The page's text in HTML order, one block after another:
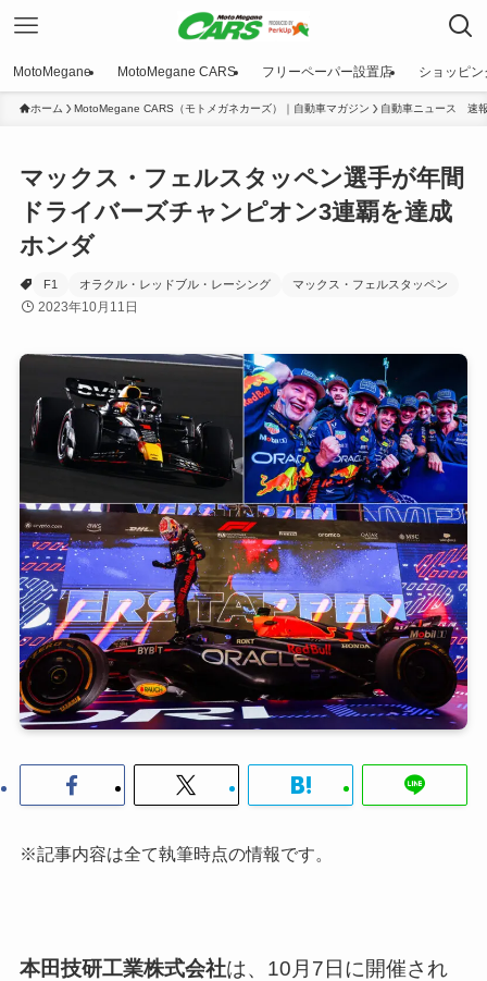
MotoMegane MotoMegane CARS フリーペーパー設置店 ショッピン
ホーム MotoMegane CARS（モトメガネカーズ）｜自動車マガジン 自動車ニュース 速
マックス・フェルスタッペン選手が年間
ドライバーズチャンピオン3連覇を達成
ホンダ
F1 オラクル・レッドブル・レーシング マックス・フェルスタッペン
2023年10月11日
※記事内容は全て執筆時点の情報です。
本田技研工業株式会社は、10月7日に開催され